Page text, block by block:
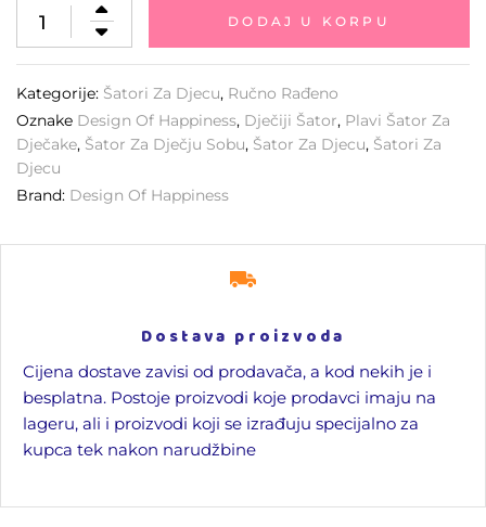
DODAJ U KORPU
Kategorije: Šatori Za Djecu, Ručno Rađeno
Oznake Design Of Happiness, Dječiji Šator, Plavi Šator Za
Dječake, Šator Za Dječju Sobu, Šator Za Djecu, Šatori Za
Djecu
Brand: Design Of Happiness
Dostava proizvoda
Cijena dostave zavisi od prodavača, a kod nekih je i
besplatna. Postoje proizvodi koje prodavci imaju na
lageru, ali i proizvodi koji se izrađuju specijalno za
kupca tek nakon narudžbine